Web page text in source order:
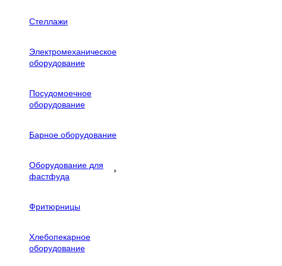
Стеллажи
Электромеханическое
оборудование
Посудомоечное
оборудование
Барное оборудование
Оборудование для
фастфуда
Фритюрницы
Хлебопекарное
оборудование